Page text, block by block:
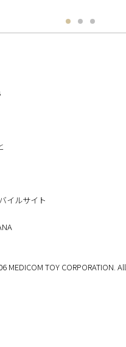
イルサイト
MEDICOM TOY CORPORATION.